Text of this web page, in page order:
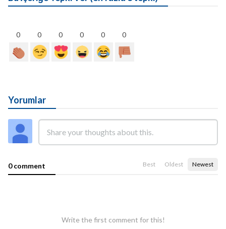
0 0 0 0 0 0
Yorumlar
0 comment Best Oldest Newest
Write the first comment for this!